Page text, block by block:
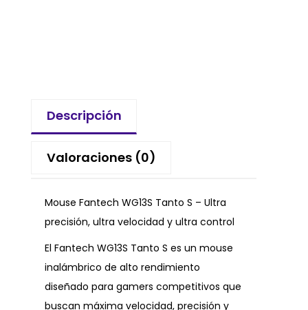
Descripción
Valoraciones (0)
Mouse Fantech WG13S Tanto S – Ultra
precisión, ultra velocidad y ultra control
El Fantech WG13S Tanto S es un mouse
inalámbrico de alto rendimiento
diseñado para gamers competitivos que
buscan máxima velocidad, precisión y